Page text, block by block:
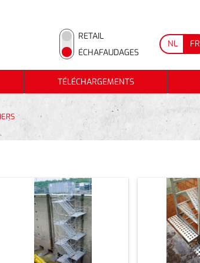
RETAIL
ÉCHAFAUDAGES
NL FR
FILETS D'ÉCHAFAUDAGE
TÉLÉCHARGEMENTS
TÉLÉCHARGEMENTS